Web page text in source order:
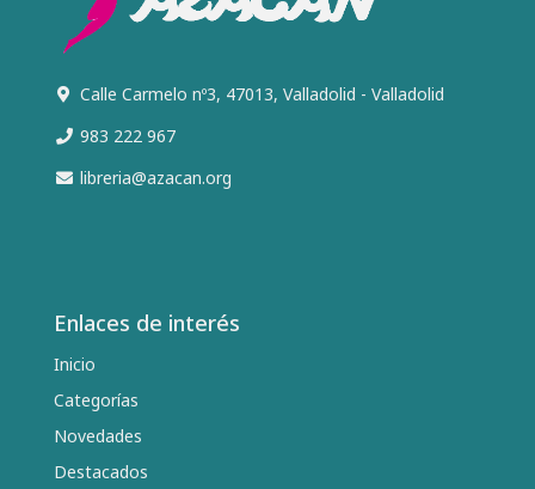
Calle Carmelo nº3, 47013, Valladolid - Valladolid
983 222 967
libreria@azacan.org
Enlaces de interés
Inicio
Categorías
Novedades
Destacados